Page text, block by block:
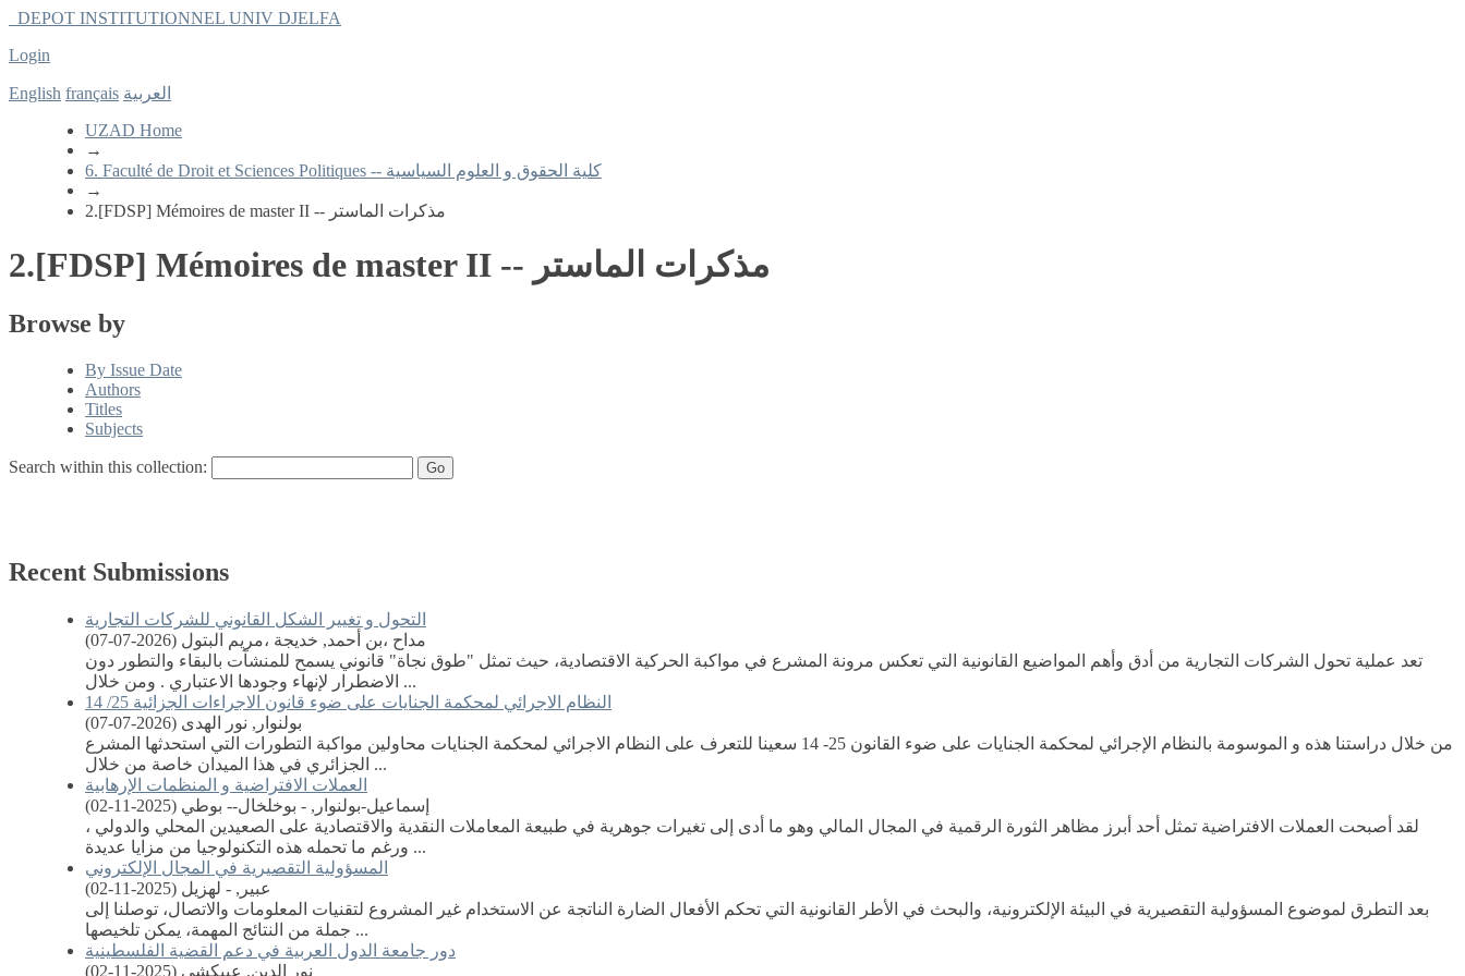
DEPOT INSTITUTIONNEL UNIV DJELFA
Login
English français العربية
UZAD Home
→
6. Faculté de Droit et Sciences Politiques -- كلية الحقوق و العلوم السياسية
→
2.[FDSP] Mémoires de master II -- مذكرات الماستر
2.[FDSP] Mémoires de master II -- مذكرات الماستر
Browse by
By Issue Date
Authors
Titles
Subjects
Search within this collection:
Recent Submissions
التحول و تغيير الشكل القانوني للشركات التجارية
مداح ،بن أحمد, خديجة ،مريم البتول (
2026-07-07
)
تعد عملية تحول الشركات التجارية من أدق وأهم المواضيع القانونية التي تعكس مرونة المشرع في مواكبة الحركية الاقتصادية، حيث تمثل "طوق نجاة" قانوني يسمح للمنشآت بالبقاء والتطور دون
الاضطرار لإنهاء وجودها الاعتباري . ومن خلال ...
النظام الاجرائي لمحكمة الجنايات على ضوء قانون الاجراءات الجزائية 25/ 14
بولنوار, نور الهدى (
2026-07-07
)
من خلال دراستنا هذه و الموسومة بالنظام الإجرائي لمحكمة الجنايات على ضوء القانون 25- 14 سعينا للتعرف على النظام الاجرائي لمحكمة الجنايات محاولين مواكبة التطورات التي استحدثها المشرع
الجزائري في هذا الميدان خاصة من خلال ...
العملات الافتراضية و المنظمات الإرهابية
إسماعيل-بولنوار, - بوخلخال-- بوطي (
2025-11-02
)
لقد أصبحت العملات الافتراضية تمثل أحد أبرز مظاهر الثورة الرقمية في المجال المالي وهو ما أدى إلى تغيرات جوهرية في طبيعة المعاملات النقدية والاقتصادية على الصعيدين المحلي والدولي ،
ورغم ما تحمله هذه التكنولوجيا من مزايا عديدة ...
المسؤولية التقصيرية في المجال الإلكتروني
عبير, - لهزيل (
2025-11-02
)
بعد التطرق لموضوع المسؤولية التقصيرية في البيئة الإلكترونية، والبحث في الأطر القانونية التي تحكم الأفعال الضارة الناتجة عن الاستخدام غير المشروع لتقنيات المعلومات والاتصال، توصلنا إلى
جملة من النتائج المهمة، يمكن تلخيصها ...
دور جامعة الدول العربية في دعم القضية الفلسطينية
نور الدين, عبيكشي (
2025-11-02
)